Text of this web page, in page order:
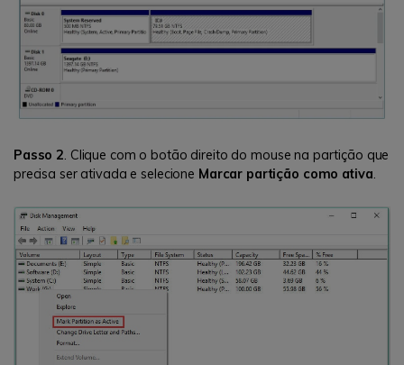
Passo 2. Clique com o botão direito do mouse na partição que
precisa ser ativada e selecione Marcar partição como ativa.